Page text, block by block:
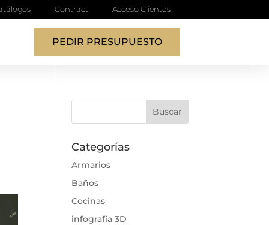
Contract Acceso Clientes
PEDIR PRESUPUESTO
Categorías
Armarios
Baños
Cocinas
infografía 3D